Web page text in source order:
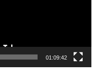
01:09:42